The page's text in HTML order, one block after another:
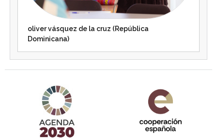
oliver vásquez de la cruz (República
Dominicana)